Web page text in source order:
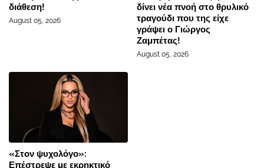
διάθεση!
August 05, 2026
δίνει νέα πνοή στο θρυλικό
τραγούδι που της είχε
γράψει ο Γιώργος
Ζαμπέτας!
August 05, 2026
«Στον ψυχολόγο»:
Επέστρεψε με εκρηκτικό